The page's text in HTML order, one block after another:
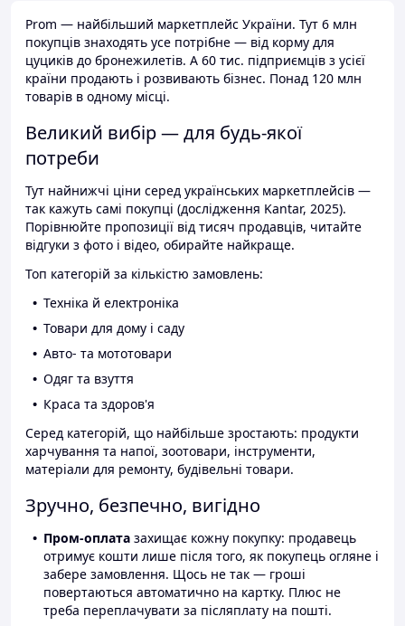
Prom — найбільший маркетплейс України. Тут 6 млн
покупців знаходять усе потрібне — від корму для
цуциків до бронежилетів. А 60 тис. підприємців з усієї
країни продають і розвивають бізнес. Понад 120 млн
товарів в одному місці.
Великий вибір — для будь-якої
потреби
Тут найнижчі ціни серед українських маркетплейсів —
так кажуть самі покупці (дослідження Kantar, 2025).
Порівнюйте пропозиції від тисяч продавців, читайте
відгуки з фото і відео, обирайте найкраще.
Топ категорій за кількістю замовлень:
Техніка й електроніка
Товари для дому і саду
Авто- та мототовари
Одяг та взуття
Краса та здоров'я
Серед категорій, що найбільше зростають: продукти
харчування та напої, зоотовари, інструменти,
матеріали для ремонту, будівельні товари.
Зручно, безпечно, вигідно
Пром-оплата захищає кожну покупку: продавець
отримує кошти лише після того, як покупець огляне і
забере замовлення. Щось не так — гроші
повертаються автоматично на картку. Плюс не
треба переплачувати за післяплату на пошті.